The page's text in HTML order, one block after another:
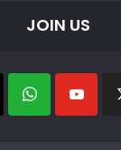
JOIN US